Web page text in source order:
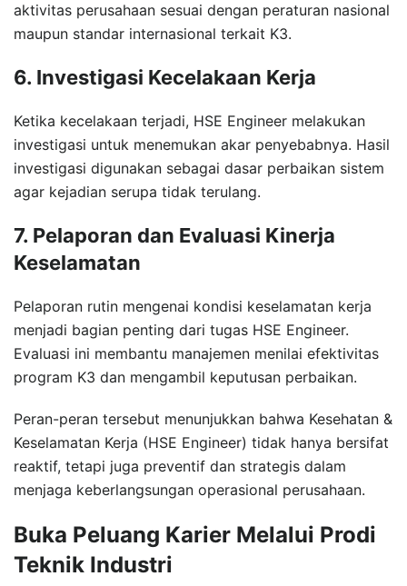
aktivitas perusahaan sesuai dengan peraturan nasional
maupun standar internasional terkait K3.
6. Investigasi Kecelakaan Kerja
Ketika kecelakaan terjadi, HSE Engineer melakukan
investigasi untuk menemukan akar penyebabnya. Hasil
investigasi digunakan sebagai dasar perbaikan sistem
agar kejadian serupa tidak terulang.
7. Pelaporan dan Evaluasi Kinerja
Keselamatan
Pelaporan rutin mengenai kondisi keselamatan kerja
menjadi bagian penting dari tugas HSE Engineer.
Evaluasi ini membantu manajemen menilai efektivitas
program K3 dan mengambil keputusan perbaikan.
Peran-peran tersebut menunjukkan bahwa Kesehatan &
Keselamatan Kerja (HSE Engineer) tidak hanya bersifat
reaktif, tetapi juga preventif dan strategis dalam
menjaga keberlangsungan operasional perusahaan.
Buka Peluang Karier Melalui Prodi
Teknik Industri